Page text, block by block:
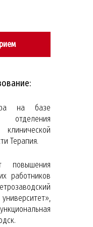
на базе
Терапия.
работников